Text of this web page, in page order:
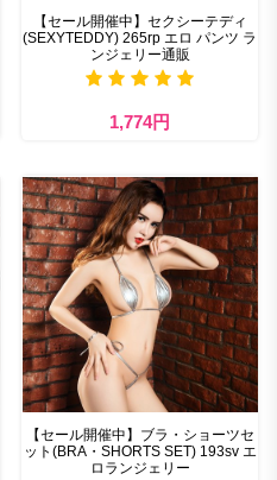
【セール開催中】セクシーテディ
(SEXYTEDDY) 265rp エロ パンツ ラ
ンジェリー通販
1,774円
【セール開催中】ブラ・ショーツセ
ット(BRA・SHORTS SET) 193sv エ
ロランジェリー